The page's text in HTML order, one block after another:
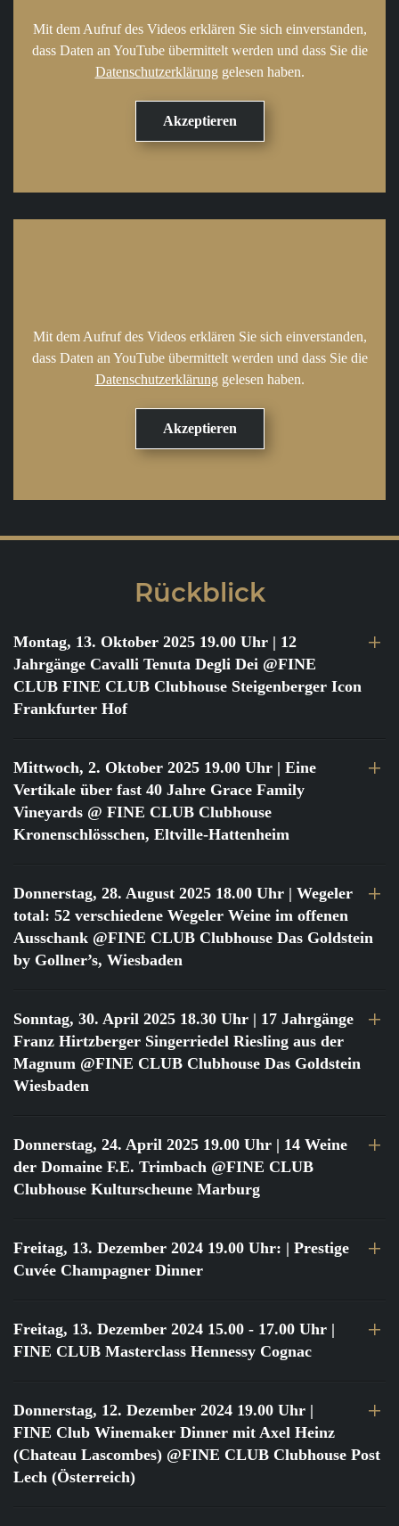
Mit dem Aufruf des Videos erklären Sie sich einverstanden,
dass Daten an YouTube übermittelt werden und dass Sie die
Datenschutzerklärung gelesen haben.
Mit dem Aufruf des Videos erklären Sie sich einverstanden,
dass Daten an YouTube übermittelt werden und dass Sie die
Datenschutzerklärung gelesen haben.
Rückblick
Montag, 13. Oktober 2025 19.00 Uhr | 12
Jahrgänge Cavalli Tenuta Degli Dei @FINE
CLUB FINE CLUB Clubhouse Steigenberger Icon
Frankfurter Hof
Mittwoch, 2. Oktober 2025 19.00 Uhr | Eine
Vertikale über fast 40 Jahre Grace Family
Vineyards @ FINE CLUB Clubhouse
Kronenschlösschen, Eltville-Hattenheim
Donnerstag, 28. August 2025 18.00 Uhr | Wegeler
total: 52 verschiedene Wegeler Weine im offenen
Ausschank @FINE CLUB Clubhouse Das Goldstein
by Gollner’s, Wiesbaden
Sonntag, 30. April 2025 18.30 Uhr | 17 Jahrgänge
Franz Hirtzberger Singerriedel Riesling aus der
Magnum @FINE CLUB Clubhouse Das Goldstein
Wiesbaden
Donnerstag, 24. April 2025 19.00 Uhr | 14 Weine
der Domaine F.E. Trimbach @FINE CLUB
Clubhouse Kulturscheune Marburg
Freitag, 13. Dezember 2024 19.00 Uhr: | Prestige
Cuvée Champagner Dinner
Freitag, 13. Dezember 2024 15.00 - 17.00 Uhr |
FINE CLUB Masterclass Hennessy Cognac
Donnerstag, 12. Dezember 2024 19.00 Uhr |
FINE Club Winemaker Dinner mit Axel Heinz
(Chateau Lascombes) @FINE CLUB Clubhouse Post
Lech (Österreich)